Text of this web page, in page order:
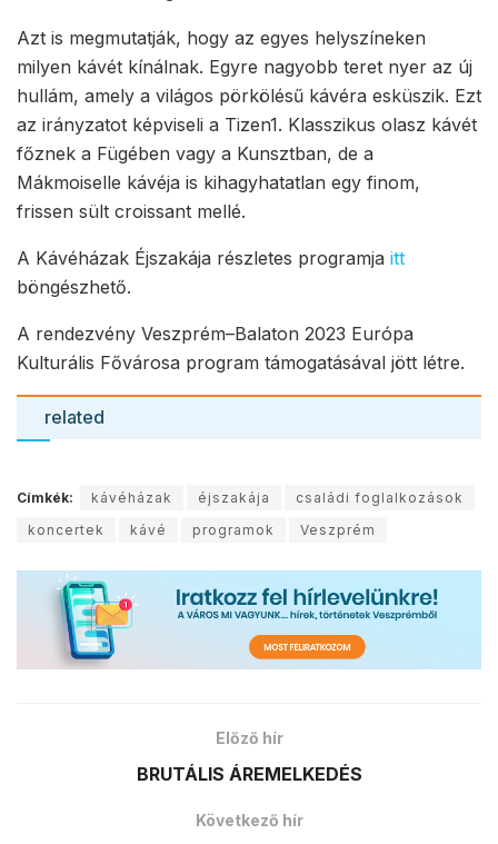
Azt is megmutatják, hogy az egyes helyszíneken
milyen kávét kínálnak. Egyre nagyobb teret nyer az új
hullám, amely a világos pörkölésű kávéra esküszik. Ezt
az irányzatot képviseli a Tizen1. Klasszikus olasz kávét
főznek a Fügében vagy a Kunsztban, de a
Mákmoiselle kávéja is kihagyhatatlan egy finom,
frissen sült croissant mellé.
A Kávéházak Éjszakája részletes programja itt
böngészhető.
A rendezvény Veszprém–Balaton 2023 Európa
Kulturális Fővárosa program támogatásával jött létre.
related
Címkék: kávéházak éjszakája
családi foglalkozások
koncertek
kávé programok Veszprém
Előző hír
BRUTÁLIS ÁREMELKEDÉS
Következő hír